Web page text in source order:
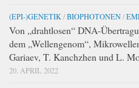
(EPI-)GENETIK /BIOPHOTONEN/
Von „drahtlosen“ DNA-
dem „Wellengenom“,
Gariaev, T. Kanchzhen und L.
20. APRIL 2022